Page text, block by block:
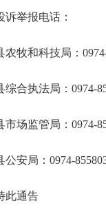
诉举报电话：
农牧和科技局：
综合执法局：0974-
市场监管局：0974-
公安局：0974-
此通告